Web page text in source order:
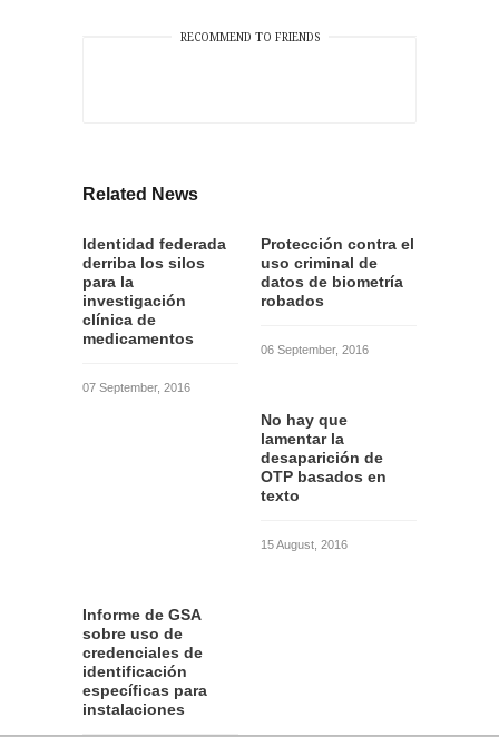
RECOMMEND TO FRIENDS
Related News
Identidad federada
derriba los silos
para la
investigación
clínica de
medicamentos
07 September, 2016
Protección contra el
uso criminal de
datos de biometría
robados
06 September, 2016
No hay que
lamentar la
desaparición de
OTP basados en
texto
15 August, 2016
Informe de GSA
sobre uso de
credenciales de
identificación
específicas para
instalaciones